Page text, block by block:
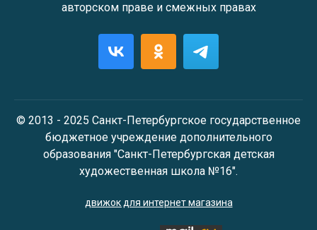
авторском праве и смежных правах
© 2013 - 2025 Санкт-Петербургское государственное
бюджетное учреждение дополнительного
образования "Санкт-Петербургская детская
художественная школа №16".
движок для интернет магазина